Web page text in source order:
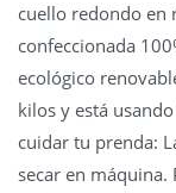
cuello redondo en
confeccionada
ecológico
kilos y está
cuidar tu prenda:
secar en máquina.